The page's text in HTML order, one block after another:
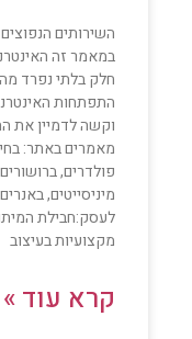
השירותים
במאמר זה
חלק בלתי נפרד
התפתחות
וקשה לדמיין את
מאמרים באתר:
פולדרים,
מיניסייטים,
לעסק:חבילת
מקצועיות בעיצוב
קרא עוד »